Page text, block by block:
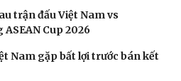
trận đấu Việt Nam vs
Cup 2026
Nam gặp bất lợi trước bán kết